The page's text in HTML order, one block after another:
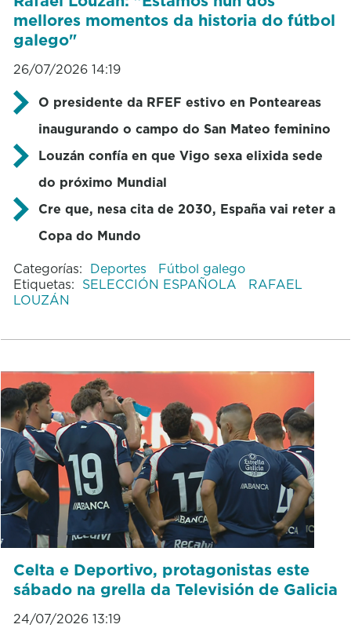
mellores momentos da historia do fútbol
galego"
26/07/2026 14:19
O presidente da RFEF estivo en Ponteareas
inaugurando o campo do San Mateo feminino
Louzán confía en que Vigo sexa elixida sede
do próximo Mundial
Cre que, nesa cita de 2030, España vai reter a
Copa do Mundo
Categorías: Deportes
Fútbol galego
Etiquetas: SELECCIÓN ESPAÑOLA
RAFAEL
LOUZÁN
Celta e Deportivo, protagonistas este
sábado na grella da Televisión de Galicia
24/07/2026 13:19